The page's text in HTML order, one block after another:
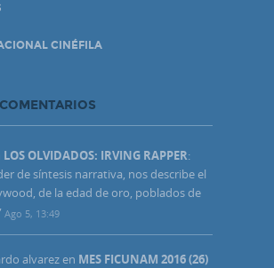
CINÉFILA
LOS OLVIDADOS: IRVING RAPPER:
de síntesis narrativa, nos describe el
de la edad de oro, poblados de
Ago 5, 13:49
alvarez en MES FICUNAM 2016 (26)